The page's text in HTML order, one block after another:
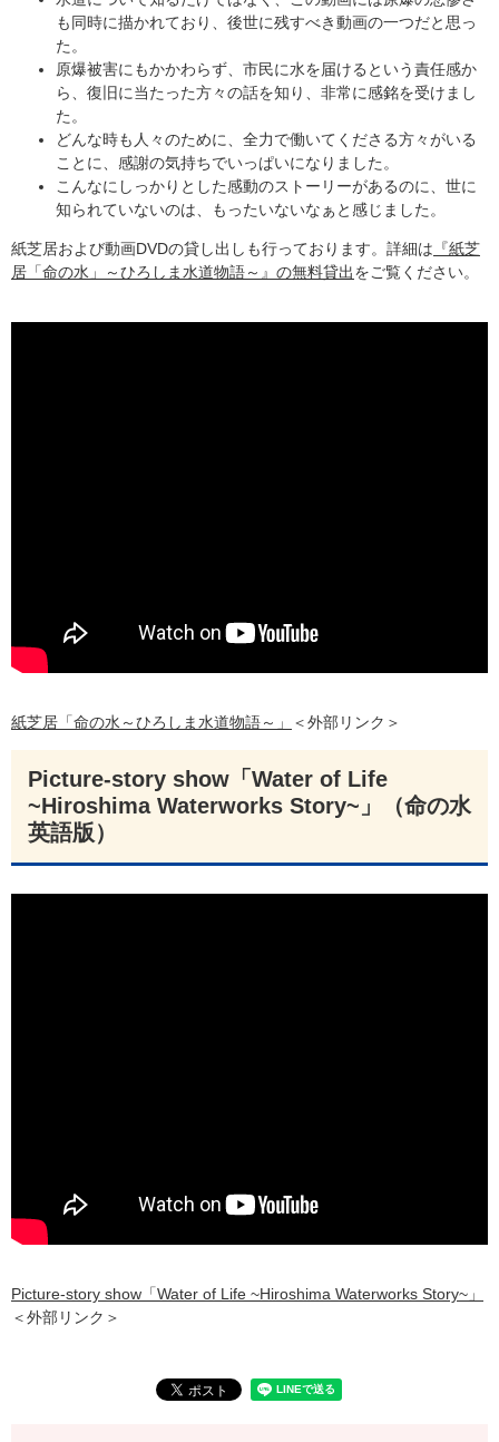
も同時に描かれており、後世に残すべき動画の一つだと思っ
た。
原爆被害にもかかわらず、市民に水を届けるという責任感か
ら、復旧に当たった方々の話を知り、非常に感銘を受けまし
た。
どんな時も人々のために、全力で働いてくださる方々がいる
ことに、感謝の気持ちでいっぱいになりました。
こんなにしっかりとした感動のストーリーがあるのに、世に
知られていないのは、もったいないなぁと感じました。
紙芝居および動画DVDの貸し出しも行っております。詳細は 『紙芝
居「命の水」～ひろしま水道物語～』の無料貸出​をご覧ください。
紙芝居「命の水～ひろしま水道物語～」​ ＜外部リンク＞
Picture-story show「Water of Life
~Hiroshima Waterworks Story~」（命の水
英語版）
Picture-story show「Water of Life ~Hiroshima Waterworks Story~」​
＜外部リンク＞